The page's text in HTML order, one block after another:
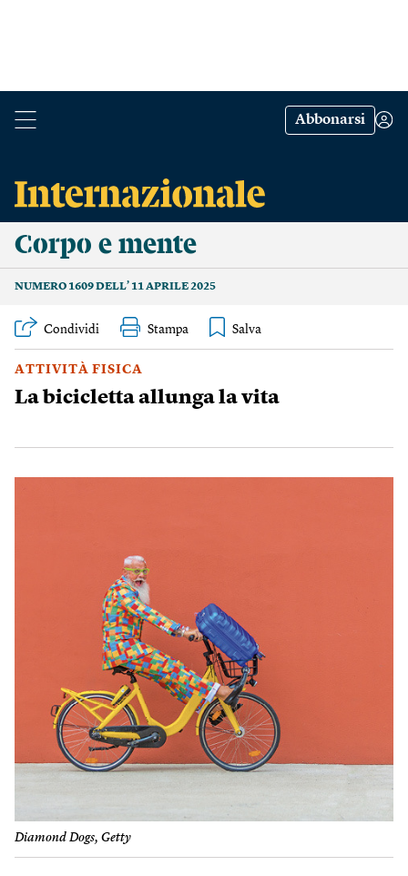
Abbonarsi
Corpo e mente
NUMERO 1609 DELL’ 11 APRILE 2025
Condividi Stampa
ATTIVITÀ FISICA
La bicicletta allunga la vita
Diamond Dogs, Getty